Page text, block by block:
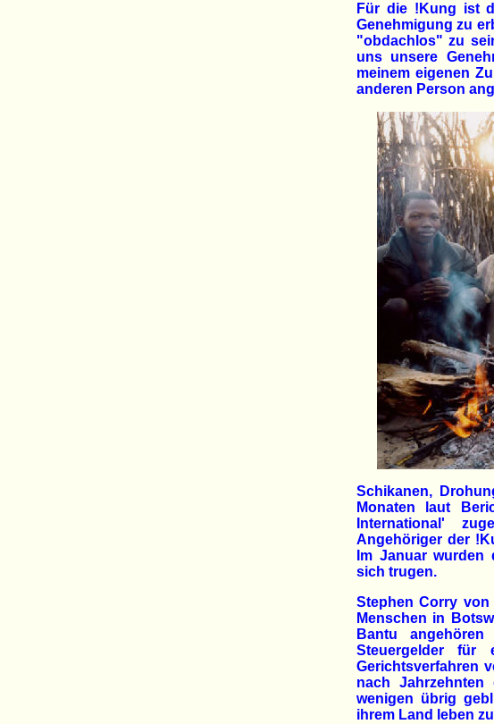
Für die !Kung ist
Genehmigung zu
"obdachlos" zu
uns unsere
meinem eigenen
anderen Person
Schikanen,
Monaten laut
International'
Angehöriger der
Im Januar wurden
sich trugen.
Stephen Corry
Menschen in
Bantu
Steuergelder für
Gerichtsverfahren
nach
wenigen übrig
ihrem Land leben